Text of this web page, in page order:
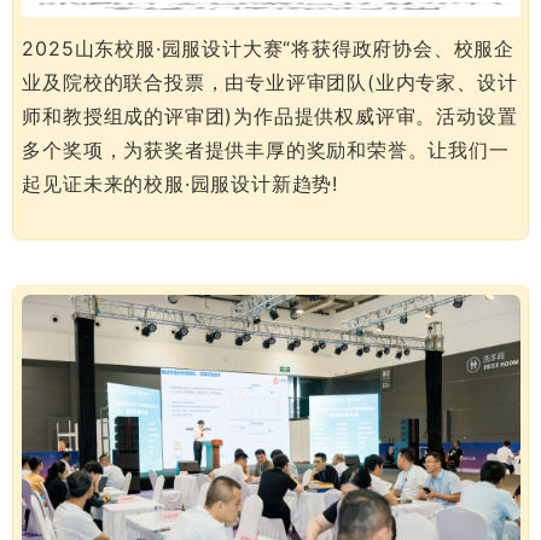
2025山东校服·园服设计大赛“将获得政府协会、校服企
业及院校的联合投票，由专业评审团队(业内专家、设计
师和教授组成的评审团)为作品提供权威评审。活动设置
多个奖项，为获奖者提供丰厚的奖励和荣誉。让我们一
起见证未来的校服·园服设计新趋势!